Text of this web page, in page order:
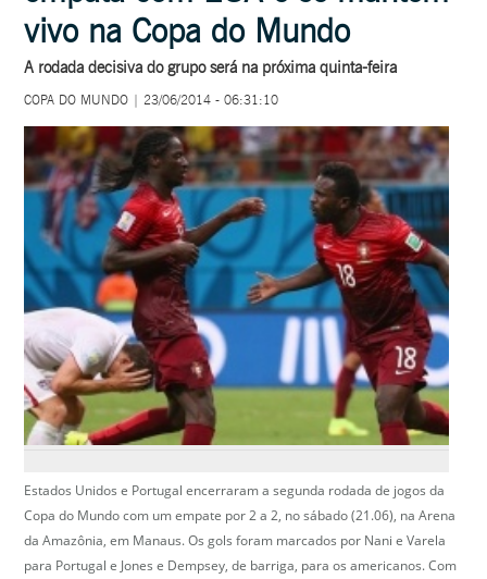
vivo na Copa do Mundo
A rodada decisiva do grupo será na próxima quinta-feira
COPA DO MUNDO | 23/06/2014 - 06:31:10
Estados Unidos e Portugal encerraram a segunda rodada de jogos da
Copa do Mundo com um empate por 2 a 2, no sábado (21.06), na Arena
da Amazônia, em Manaus. Os gols foram marcados por Nani e Varela
para Portugal e Jones e Dempsey, de barriga, para os americanos. Com